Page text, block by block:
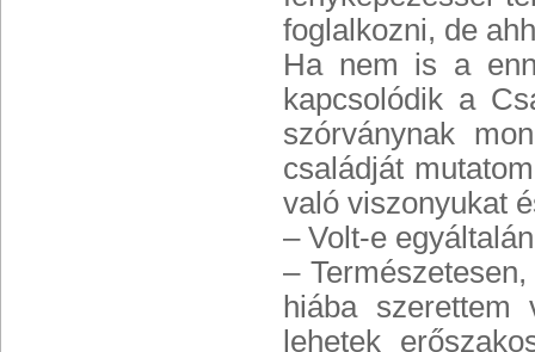
foglalkozni, de
Ha nem is a
kapcsolódik a
szórványnak
családját
való viszonyukat
– Volt-e
–
hiába szerettem
lehetek